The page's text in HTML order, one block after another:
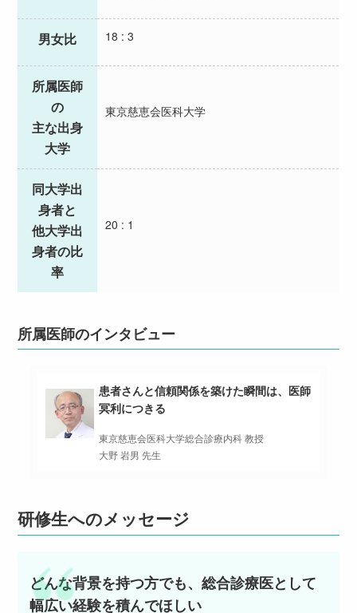
男女比 18 : 3
所属医師
の
主な出身
大学
東京慈恵会医科大学
同大学出
身者と
他大学出
身者の比
率
20 : 1
所属医師のインタビュー
患者さんと信頼関係を築けた瞬間は、医師
冥利につきる
東京慈恵会医科大学総合診療内科 教授
大野 岩男 先生
研修生へのメッセージ
どんな背景を持つ方でも、総合診療医として
幅広い経験を積んでほしい